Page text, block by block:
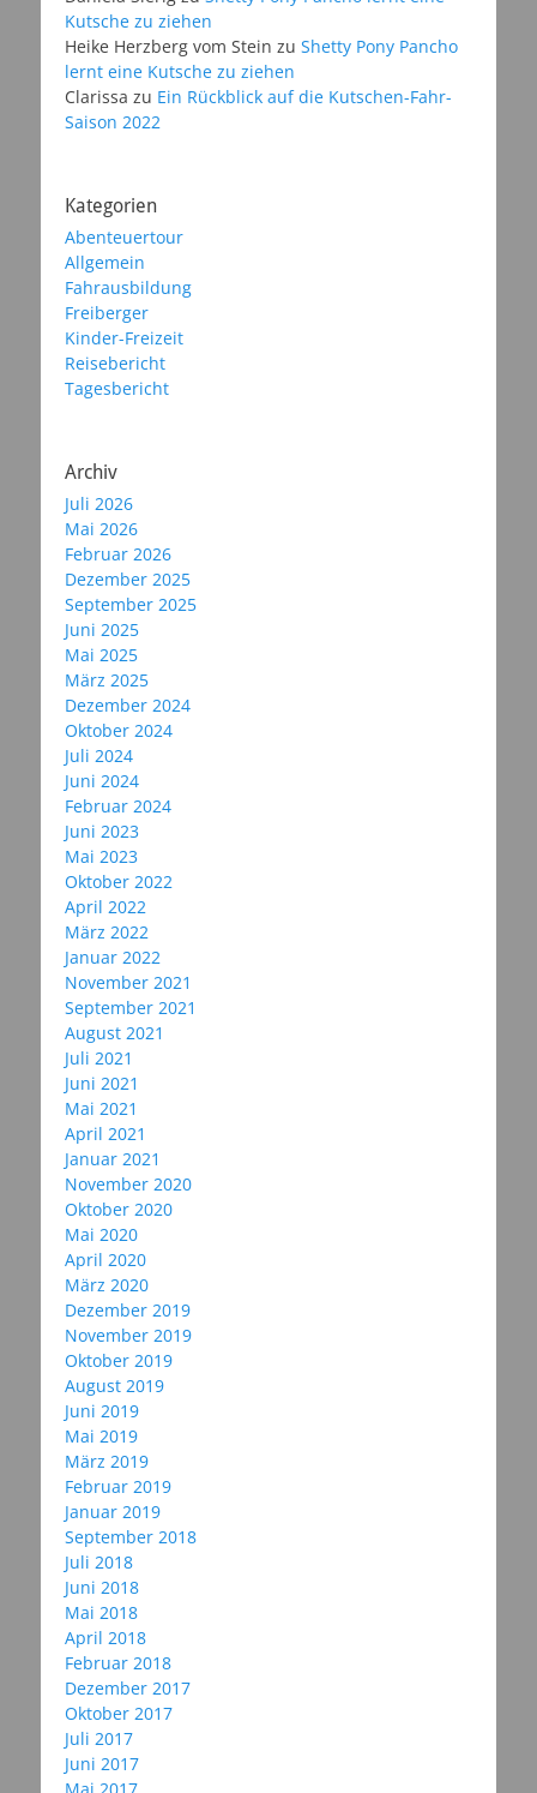
Kutsche zu ziehen
Heike Herzberg vom Stein zu Shetty Pony Pancho
lernt eine Kutsche zu ziehen
Clarissa zu Ein Rückblick auf die Kutschen-Fahr-
Saison 2022
Kategorien
Abenteuertour
Allgemein
Fahrausbildung
Freiberger
Kinder-Freizeit
Reisebericht
Tagesbericht
Archiv
Juli 2026
Mai 2026
Februar 2026
Dezember 2025
September 2025
Juni 2025
Mai 2025
März 2025
Dezember 2024
Oktober 2024
Juli 2024
Juni 2024
Februar 2024
Juni 2023
Mai 2023
Oktober 2022
April 2022
März 2022
Januar 2022
November 2021
September 2021
August 2021
Juli 2021
Juni 2021
Mai 2021
April 2021
Januar 2021
November 2020
Oktober 2020
Mai 2020
April 2020
März 2020
Dezember 2019
November 2019
Oktober 2019
August 2019
Juni 2019
Mai 2019
März 2019
Februar 2019
Januar 2019
September 2018
Juli 2018
Juni 2018
Mai 2018
April 2018
Februar 2018
Dezember 2017
Oktober 2017
Juli 2017
Juni 2017